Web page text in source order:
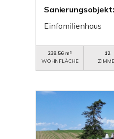
Einfamilienhaus
238,56 m²
WOHNFLÄCHE
12